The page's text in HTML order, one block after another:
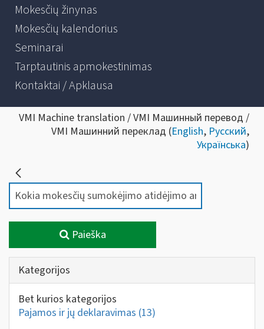
Mokesčių žinynas
Mokesčių kalendorius
Seminarai
Tarptautinis apmokestinimas
Kontaktai / Apklausa
VMI Machine translation / VMI Машинный перевод /
VMI Машинний переклад (English, Русский,
Українська)
Paieška
Kategorijos
Bet kurios kategorijos
Pajamos ir jų deklaravimas (13)